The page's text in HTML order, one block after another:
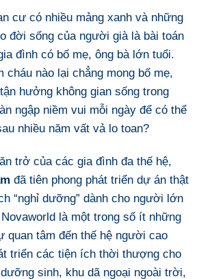
cư có nhiều mảng xanh và những
đời sống của người già là bài toán
đình có bố mẹ, ông bà lớn tuổi.
cháu nào lại chẳng mong bố mẹ,
hưởng không gian sống trong
ngập niềm vui mỗi ngày để có thể
nhiều năm vất vả lo toan?
trở của các gia đình đa thế hệ,
đã tiên phong phát triển dự án thật
“nghỉ dưỡng” dành cho người lớn
là một trong số ít những
quan tâm đến thế hệ người cao
triển các tiện ích thời thượng cho
sinh, khu dã ngoại ngoài trời,